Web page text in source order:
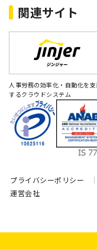
関連サイト
人事労務の効率化・自動化を支
するクラウドシステム
プライバシーポリシー
運営会社